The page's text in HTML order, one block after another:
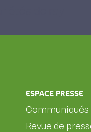
ESPACE PRESSE
Communiqués
Revue de